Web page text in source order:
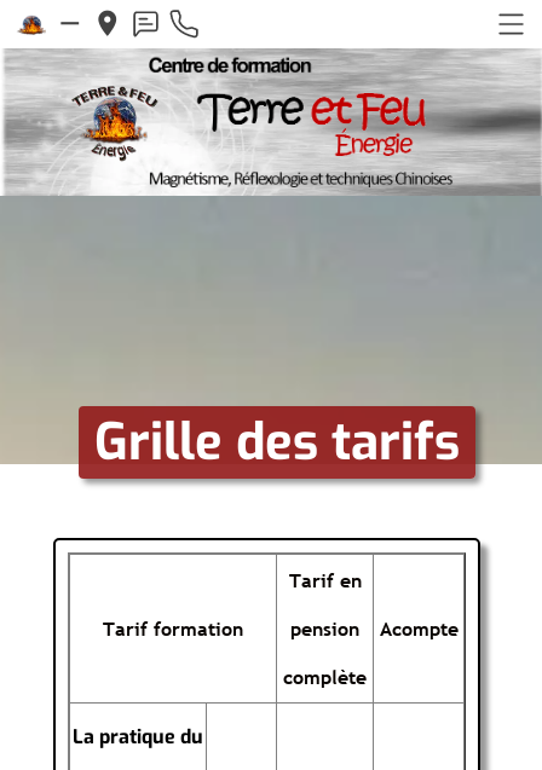
Grille des tarifs
Tarif formation
Tarif en
pension
complète
Acompte
La pratique du
remove place